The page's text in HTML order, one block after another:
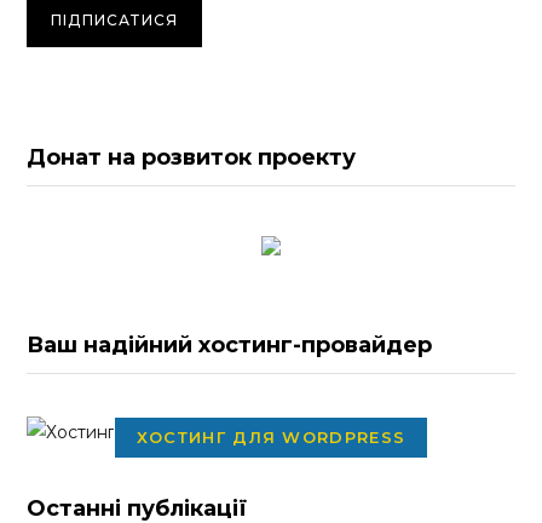
Донат на розвиток проекту
Ваш надійний хостинг-провайдер
ХОСТИНГ ДЛЯ WORDPRESS
Останні публікації